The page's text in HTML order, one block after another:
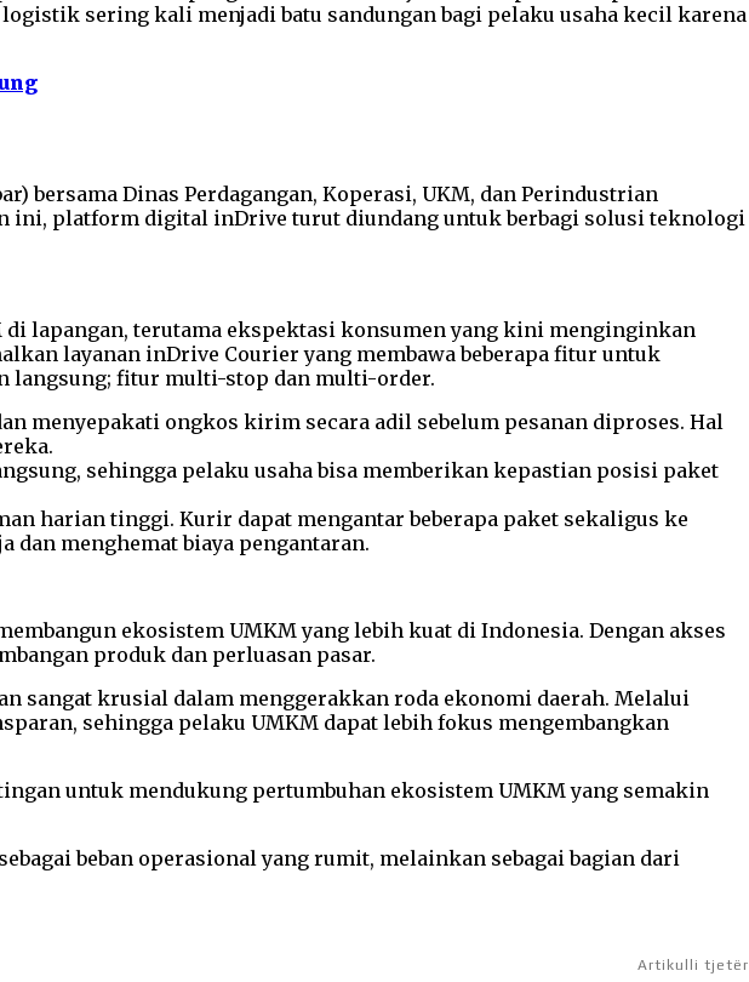
sering kali menjadi batu sandungan bagi pelaku usaha kecil karena
bersama Dinas Perdagangan, Koperasi, UKM, dan Perindustrian
ini, platform digital inDrive turut diundang untuk berbagi solusi teknologi
di lapangan, terutama ekspektasi konsumen yang kini menginginkan
layanan inDrive Courier yang membawa beberapa fitur untuk
langsung; fitur multi-stop dan multi-order.
menyepakati ongkos kirim secara adil sebelum pesanan diproses. Hal
sehingga pelaku usaha bisa memberikan kepastian posisi paket
harian tinggi. Kurir dapat mengantar beberapa paket sekaligus ke
dan menghemat biaya pengantaran.
ekosistem UMKM yang lebih kuat di Indonesia. Dengan akses
produk dan perluasan pasar.
sangat krusial dalam menggerakkan roda ekonomi daerah. Melalui
sehingga pelaku UMKM dapat lebih fokus mengembangkan
untuk mendukung pertumbuhan ekosistem UMKM yang semakin
beban operasional yang rumit, melainkan sebagai bagian dari
Artikulli tjetër